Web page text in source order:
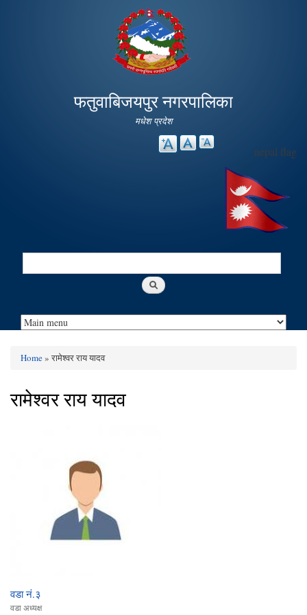
main
content
फतुवाबिजयपुर नगरपालिका
मधेश प्रदेश
nepal flag
Search
Home» रामेश्वर राय यादव
रामेश्वर राय यादव
वडा नं.३
वडा अध्यक्ष